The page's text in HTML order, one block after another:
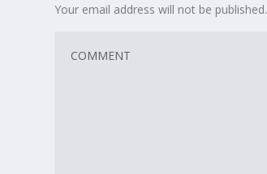
Your email address will not be published.